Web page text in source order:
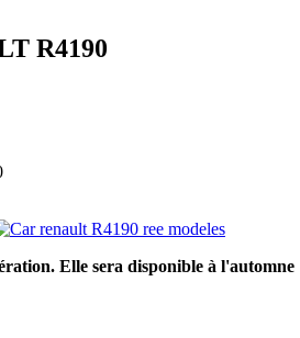
R4190
Elle sera disponible à l'automne